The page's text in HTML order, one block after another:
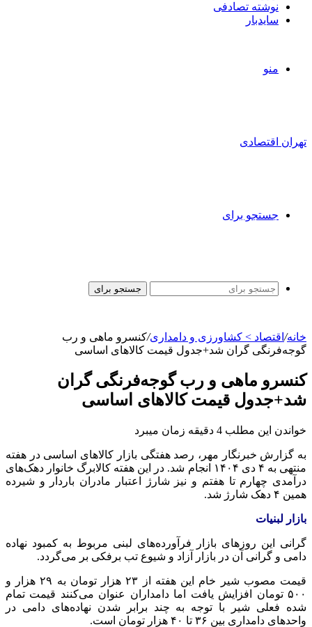
نوشته تصادفی
سایدبار
منو
تهران اقتصادی
جستجو برای
جستجو برای
خانه/ اقتصاد > کشاورزی و دامداری/کنسرو ماهی و رب
گوجه‌فرنگی گران شد+جدول قیمت کالاهای اساسی
کنسرو ماهی و رب گوجه‌فرنگی گران
شد+جدول قیمت کالاهای اساسی
خواندن این مطلب 4 دقیقه زمان میبرد
به گزارش خبرنگار مهر، رصد هفتگی بازار کالاهای اساسی در هفته
منتهی به ۴ دی ۱۴۰۴ انجام شد. در این هفته کالابرگ خانوار دهک‌های
درآمدی چهارم تا هفتم و نیز شارژ اعتبار مادران باردار و شیرده
همین ۴ دهک شارژ شد.
بازار لبنیات
گرانی این روزهای بازار فرآورده‌های لبنی مربوط به کمبود نهاده
دامی و گرانی آن در بازار آزاد و شیوع تب برفکی بر می‌گردد.
قیمت مصوب شیر خام این هفته از ۲۳ هزار تومان به ۲۹ هزار و
۵۰۰ تومان افزایش یافت اما دامداران عنوان می‌کنند قیمت تمام
شده فعلی شیر با توجه به چند برابر شدن نهاده‌های دامی در
واحدهای دامداری بین ۳۶ تا ۴۰ هزار تومان است.